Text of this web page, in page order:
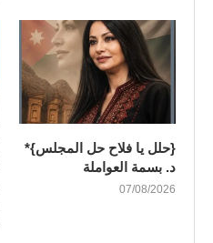
{حلل يا فلاح حل المجلس}*
د. بسمة العواملة
07/08/2026